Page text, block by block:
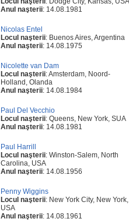
Anul naşterii: 14.08.1981
Nicolas Entel
Locul naşterii: Buenos Aires, Argentina
Anul naşterii: 14.08.1975
Nicolette van Dam
Locul naşterii: Amsterdam, Noord-
Holland, Olanda
Anul naşterii: 14.08.1984
Paul Del Vecchio
Locul naşterii: Queens, New York, SUA
Anul naşterii: 14.08.1981
Paul Harrill
Locul naşterii: Winston-Salem, North
Carolina, USA
Anul naşterii: 14.08.1956
Penny Wiggins
Locul naşterii: New York City, New York,
USA
Anul naşterii: 14.08.1961